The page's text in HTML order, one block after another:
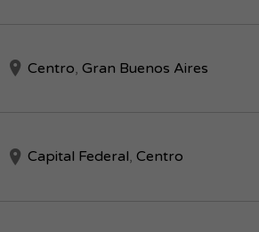
Centro, Gran Buenos Aires
Capital Federal, Centro